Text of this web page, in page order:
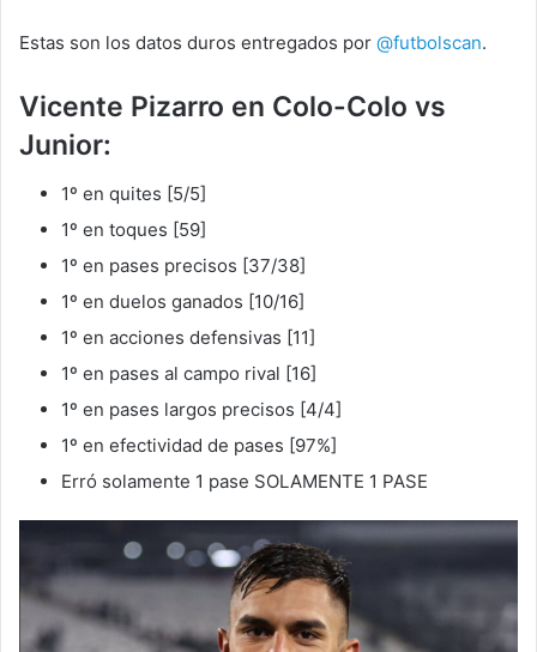
Estas son los datos duros entregados por @futbolscan.
Vicente Pizarro en Colo-Colo vs
Junior:
1º en quites [5/5]
1º en toques [59]
1º en pases precisos [37/38]
1º en duelos ganados [10/16]
1º en acciones defensivas [11]
1º en pases al campo rival [16]
1º en pases largos precisos [4/4]
1º en efectividad de pases [97%]
Erró solamente 1 pase SOLAMENTE 1 PASE